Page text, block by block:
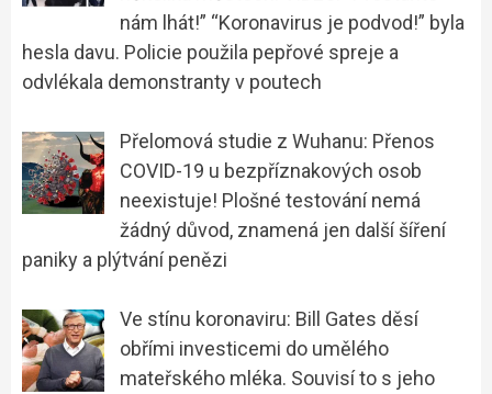
nám lhát!” “Koronavirus je podvod!” byla
hesla davu. Policie použila pepřové spreje a
odvlékala demonstranty v poutech
Přelomová studie z Wuhanu: Přenos
COVID-19 u bezpříznakových osob
neexistuje! Plošné testování nemá
žádný důvod, znamená jen další šíření
paniky a plýtvání penězi
Ve stínu koronaviru: Bill Gates děsí
obřími investicemi do umělého
mateřského mléka. Souvisí to s jeho